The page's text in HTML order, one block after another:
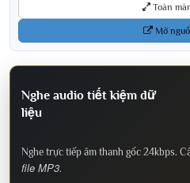
Toàn
Mở
Nghe audio tiết kiệm dữ
liệu
Nghe trực tiếp âm thanh gốc 24kbps.
file MP3.